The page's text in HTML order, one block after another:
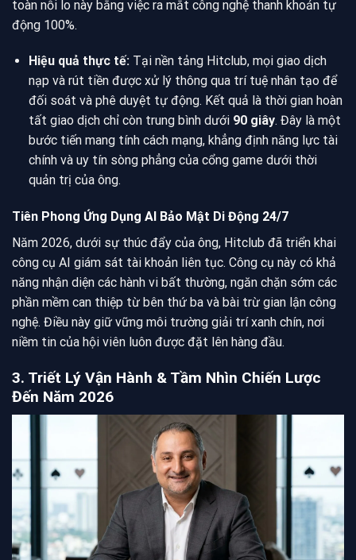
toàn nỗi lo này bằng việc ra mắt công nghệ thanh khoản tự
động 100%.
Hiệu quả thực tế:Tại nền tảng Hitclub, mọi giao dịch
nạp và rút tiền được xử lý thông qua trí tuệ nhân tạo để
đối soát và phê duyệt tự động. Kết quả là thời gian hoàn
tất giao dịch chỉ còn trung bình dưới 90 giây. Đây là một
bước tiến mang tính cách mạng, khẳng định năng lực tài
chính và uy tín sòng phẳng của cổng game dưới thời
quản trị của ông.
Tiên Phong Ứng Dụng AI Bảo Mật Di Động 24/7
Năm 2026, dưới sự thúc đẩy của ông, Hitclub đã triển khai
công cụ AI giám sát tài khoản liên tục. Công cụ này có khả
năng nhận diện các hành vi bất thường, ngăn chặn sớm các
phần mềm can thiệp từ bên thứ ba và bài trừ gian lận công
nghệ. Điều này giữ vững môi trường giải trí xanh chín, nơi
niềm tin của hội viên luôn được đặt lên hàng đầu.
3. Triết Lý Vận Hành & Tầm Nhìn Chiến Lược
Đến Năm 2026